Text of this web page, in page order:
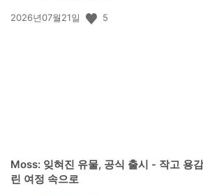
공
2026년07월21일 5
Moss: 잊혀진 유물, 공식 출시 - 작고 용
린 여정 속으로